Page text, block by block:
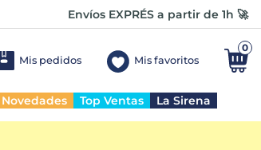
Envíos EXPRÉS a partir de 1h 🚀
Mis pedidos Mis favoritos
0
Novedades Top Ventas La Sirena